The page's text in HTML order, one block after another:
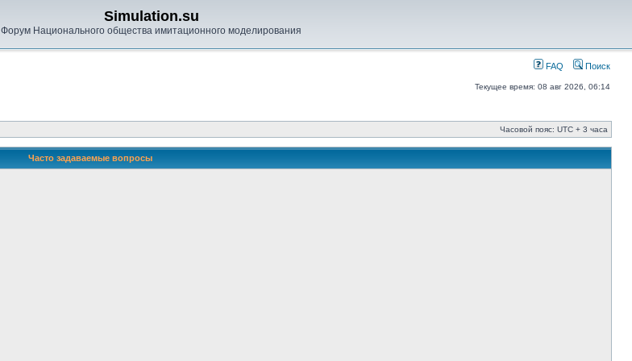
Simulation.su
Форум Национального общества имитационного моделирования
FAQ Поиск
Текущее время: 08 авг 2026, 06:14
Часовой пояс: UTC + 3 часа
Часто задаваемые вопросы